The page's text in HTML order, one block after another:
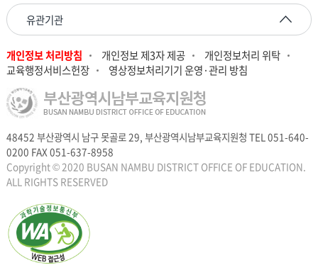
유관기관
개인정보 처리방침 개인정보 제3자 제공
개인정보처리 위탁
교육행정서비스헌장
영상정보처리기기 운영·관리 방침
48452 부산광역시 남구 못골로 29, 부산광역시남부교육지원청 TEL 051-640-
0200 FAX 051-637-8958
Copyright © 2020 BUSAN NAMBU DISTRICT OFFICE OF EDUCATION.
ALL RIGHTS RESERVED